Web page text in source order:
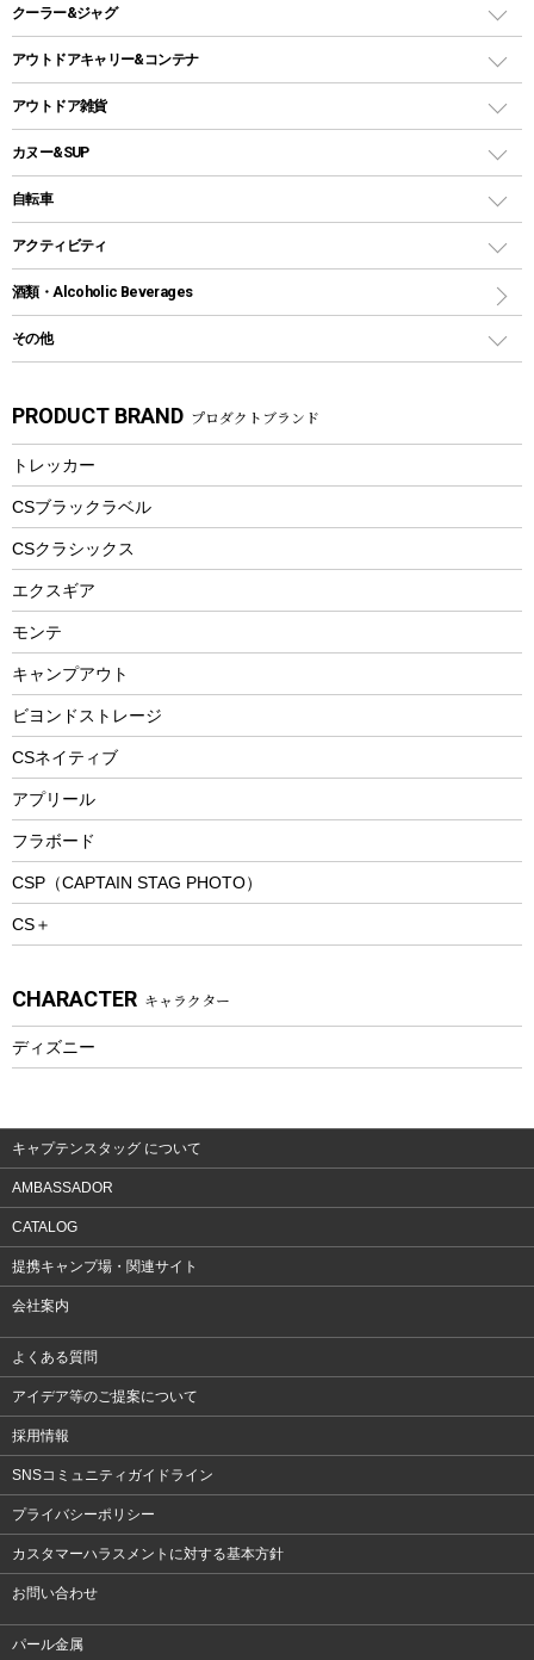
自立式タープ
パラソル
テントアクセサリー
ペグ
ポール
グランドシート
ツール
ヘッドライト
キャンドル
ガストーチ、ライター
卓上タイプグリル
パーティータイプグリル
ソロキャンプ用グリル
鉄板、アミ
焚き火台&ストーブ
火起こし
バーベキューツール
ホットサンドメーカー
クッカーセット
シェラカップ
クッキングツール
ナイフ
カトラリー
マグカップ、カップ
ステンレスボトル
フードボトル
トレー
ランチョンマット
ランチボックス
ステンレスボトル
コップ付きタイプ
ワンタッチタイプ
プラスチックボトル
ディズニーボトル
クーラー&ジャグ
クーラーボックス
クーラーバッグ
ウォータージャグ
保冷剤
アウトドアキャリー&コンテナ
アウトドアキャリー
アウトドア雑貨
バックパック&バッグ
リュック、バックパック
トートバッグ、サコッシュ
ショッピングキャリー
その他アウトドア雑貨
スプレー関係
ツール、他
カヌー&SUP
インフレータブル
カヤック
パドル
ヘルメット
エアーポンプ
アクセサリー
自転車
折りたたみ自転車
スポーツサイクル
シティサイクル
自転車ウェア
アクティビティ
マリン
ラッシュガード
パラソル
フローティングベスト
エアーポンプ
ビーチテント
ウィンター
スノーシュー
防寒ウェア
トレッキング
トレッキングステッキ
トレッキングアクセサリー
プレイグッズ
ウェルネス
ウェア、タオル
ウェア
酒類・Alcoholic Beverages
その他
湯たんぽ
防災用品
PRODUCT BRAND プロダクトブランド
トレッカー
CSブラックラベル
CSクラシックス
エクスギア
モンテ
キャンプアウト
ビヨンドストレージ
CSネイティブ
アプリール
フラボード
CSP（CAPTAIN STAG PHOTO）
CS＋
CHARACTER キャラクター
ディズニー
キャプテンスタッグ について
AMBASSADOR
CATALOG
提携キャンプ場・関連サイト
会社案内
よくある質問
アイデア等のご提案について
採用情報
SNSコミュニティガイドライン
プライバシーポリシー
カスタマーハラスメントに対する基本方針
お問い合わせ
パール金属